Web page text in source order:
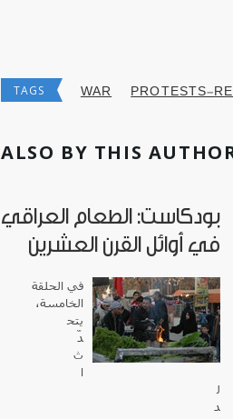
TAGS WAR PROTESTS-
ALSO BY THIS
بودكاست: الطعام العراقي
في أوائل القرن العشرين
في الحلقة
الخامسة،
يتح
دّ
ث
ا
ل
د